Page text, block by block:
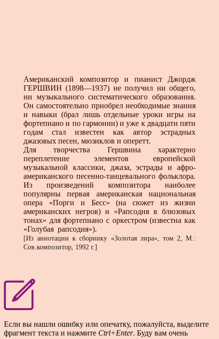
Американский композитор и пианист Джордж
ГЕРШВИН (1898—1937) не получил ни общего,
ни музыкального систематического образования.
Он самостоятельно приобрел необходимые знания
и навыки (брал лишь отдельные уроки игры на
фортепиано и по гармонии) и уже к двадцати пяти
годам стал известен как автор эстрадных
джазовых песен, мюзиклов и оперетт.
Для творчества Гершвина характерно
переплетение элементов европейской
музыкальной классики, джаза, эстрады и афро-
американского песенно-танцевального фольклора.
Из произведений композитора наиболее
популярны первая американская национальная
опера «Порги и Бесс» (на сюжет из жизни
американских негров) и «Рапсодия в блюзовых
тонах» для фортепиано с оркестром (известна как
«Голубая рапсодия»).
[Из аннотации к сборнику «Золотая лира», том 2, М.:
Сов.композитор, 1992 г.]
Если вы нашли ошибку или опечатку, пожалуйста, выделите
фрагмент текста и нажмите Ctrl+Enter. Буду вам очень